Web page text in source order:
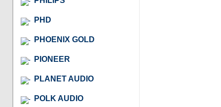
PHD
PHOENIX GOLD
PIONEER
PLANET AUDIO
POLK AUDIO